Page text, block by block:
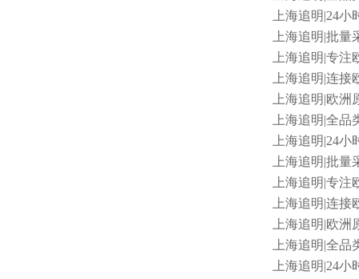
上海追明|24小
上海追明|批量
上海追明|专注
上海追明|连接
上海追明|欧洲
上海追明|全品
上海追明|24小
上海追明|批量
上海追明|专注
上海追明|连接
上海追明|欧洲
上海追明|全品
上海追明|24小